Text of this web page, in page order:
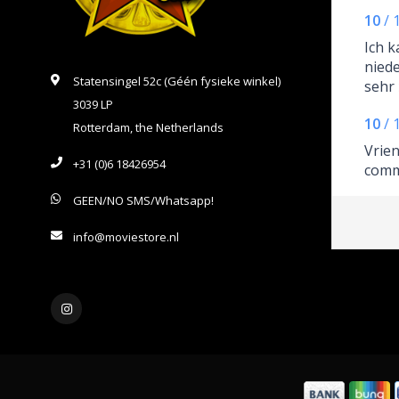
Statensingel 52c (Géén fysieke winkel)
3039 LP
Rotterdam, the Netherlands
+31 (0)6 18426954
GEEN/NO SMS/Whatsapp!
info@moviestore.nl
10 /
Ich
sehr
10 /